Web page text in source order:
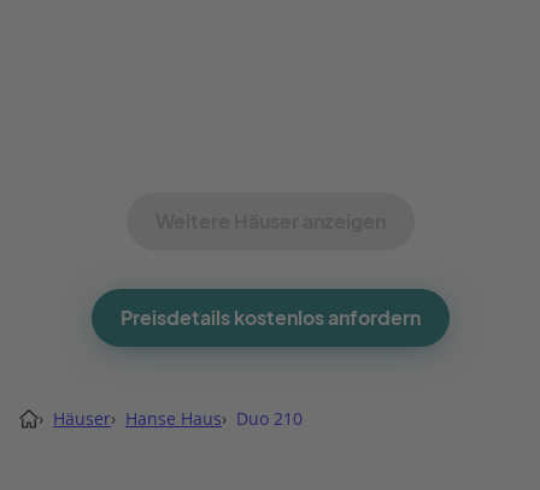
Preisdetails kostenlos anfordern
› Häuser› Hanse Haus› Duo 210